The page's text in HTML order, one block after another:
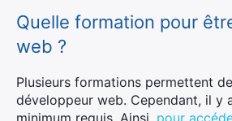
Quelle formation pour
web ?
Plusieurs formations permettent
développeur web. Cependant, il y
minimum requis. Ainsi, pour